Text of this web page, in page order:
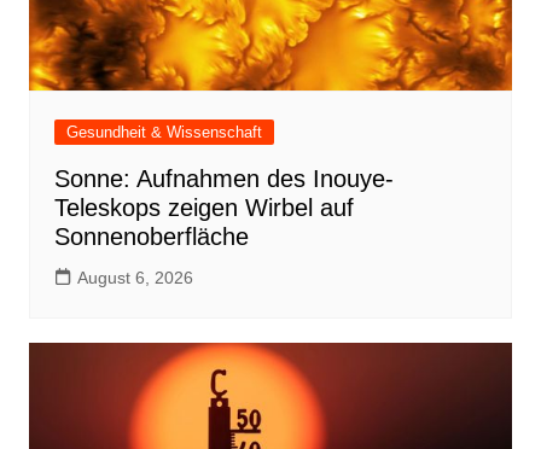
Gesundheit & Wissenschaft
Sonne: Aufnahmen des Inouye-
Teleskops zeigen Wirbel auf
Sonnenoberfläche
August 6, 2026